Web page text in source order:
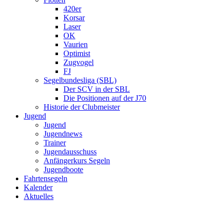
420er
Korsar
Laser
OK
Vaurien
Optimist
Zugvogel
FJ
Segelbundesliga (SBL)
Der SCV in der SBL
Die Positionen auf der J70
Historie der Clubmeister
Jugend
Jugend
Jugendnews
Trainer
Jugendausschuss
Anfängerkurs Segeln
Jugendboote
Fahrtensegeln
Kalender
Aktuelles